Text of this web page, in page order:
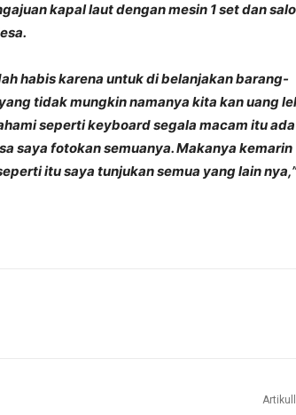
kapal laut dengan mesin 1 set dan
habis karena untuk di belanjakan barang-
tidak mungkin namanya kita kan uang
seperti keyboard segala macam itu ada
saya fotokan semuanya. Makanya kemarin
itu saya tunjukan semua yang lain nya,”